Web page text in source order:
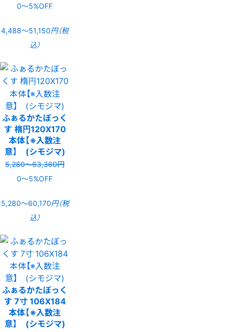
0〜5%OFF
4,488〜51,150円（税
込）
ふぁるかたぼっく
す 楕円120X170
本体【※入数注
意】 (シモジマ)
5,280〜63,360円
0〜5%OFF
5,280〜60,170円（税
込）
ふぁるかたぼっく
す 7寸 106X184
本体【※入数注
意】 (シモジマ)